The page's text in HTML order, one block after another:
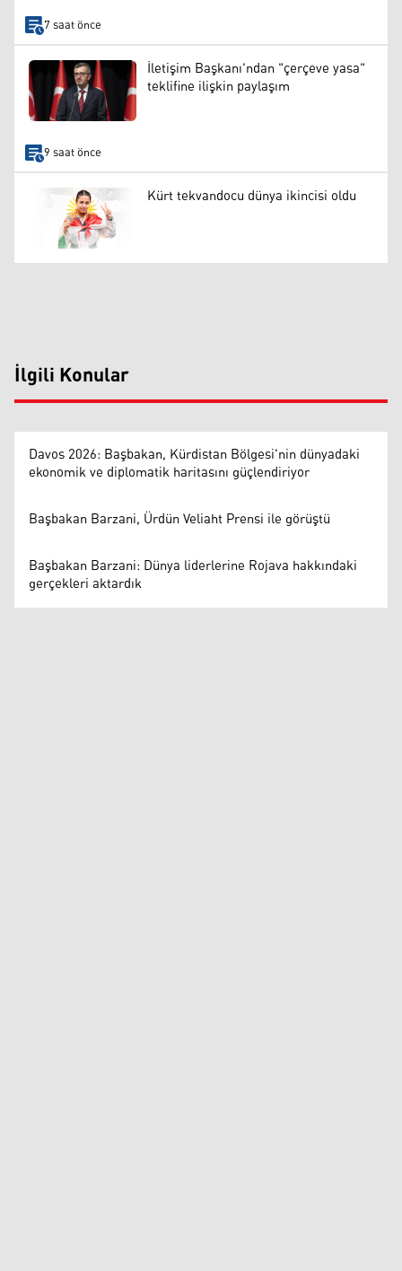
7 saat önce
İletişim Başkanı'ndan "çerçeve yasa"
teklifine ilişkin paylaşım
9 saat önce
Kürt tekvandocu dünya ikincisi oldu
İlgili Konular
Davos 2026: Başbakan, Kürdistan Bölgesi'nin dünyadaki
ekonomik ve diplomatik haritasını güçlendiriyor
Başbakan Barzani, Ürdün Veliaht Prensi ile görüştü
Başbakan Barzani: Dünya liderlerine Rojava hakkındaki
gerçekleri aktardık